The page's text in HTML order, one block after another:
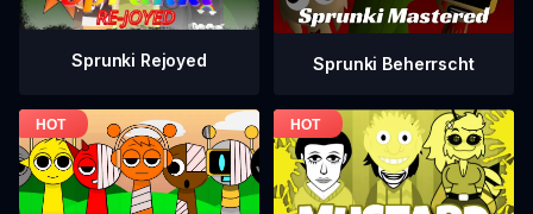
Sprunki Rejoyed Sprunki Beherrscht